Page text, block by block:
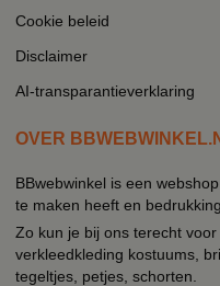
Cookie beleid
Disclaimer
AI-transparantieverklaring
OVER
BBwebwinkel is een
te maken heeft en
Zo kun je bij ons terecht
verkleedkleding kostuums,
tegeltjes, petjes, schorten.